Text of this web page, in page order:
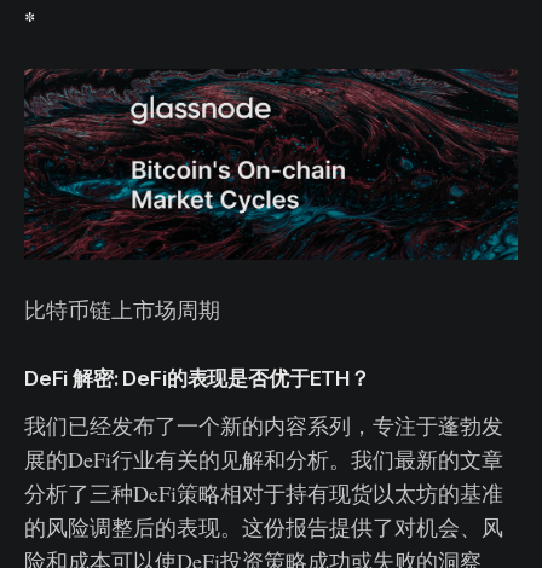
*
比特币链上市场周期
DeFi 解密: DeFi的表现是否优于ETH？
我们已经发布了一个新的内容系列，专注于蓬勃发
展的DeFi行业有关的见解和分析。我们最新的文章
分析了三种DeFi策略相对于持有现货以太坊的基准
的风险调整后的表现。这份报告提供了对机会、风
险和成本可以使DeFi投资策略成功或失败的洞察